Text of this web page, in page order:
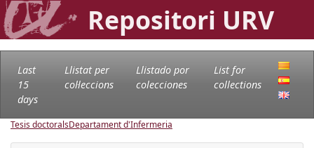
Repositori URV
Last
15
days
Llistat per
col·leccions
Llistado por
colecciones
List for
collections
Tesis doctoralsDepartament d'Infermeria